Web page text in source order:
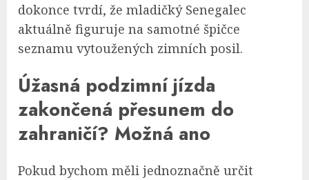
dokonce tvrdí, že mladičký Senegalec
aktuálně figuruje na samotné špičce
seznamu vytoužených zimních posil.
Úžasná podzimní jízda
zakončená přesunem do
zahraničí? Možná ano
Pokud bychom měli jednoznačně určit